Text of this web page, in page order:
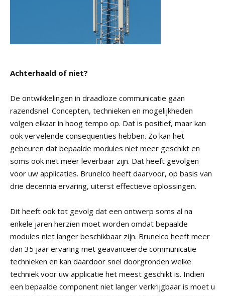
Achterhaald of niet?
De ontwikkelingen in draadloze communicatie gaan
razendsnel. Concepten, technieken en mogelijkheden
volgen elkaar in hoog tempo op. Dat is positief, maar kan
ook vervelende consequenties hebben. Zo kan het
gebeuren dat bepaalde modules niet meer geschikt en
soms ook niet meer leverbaar zijn. Dat heeft gevolgen
voor uw applicaties. Brunelco heeft daarvoor, op basis van
drie decennia ervaring, uiterst effectieve oplossingen.
Dit heeft ook tot gevolg dat een ontwerp soms al na
enkele jaren herzien moet worden omdat bepaalde
modules niet langer beschikbaar zijn. Brunelco heeft meer
dan 35 jaar ervaring met geavanceerde communicatie
technieken en kan daardoor snel doorgronden welke
techniek voor uw applicatie het meest geschikt is. Indien
een bepaalde component niet langer verkrijgbaar is moet u